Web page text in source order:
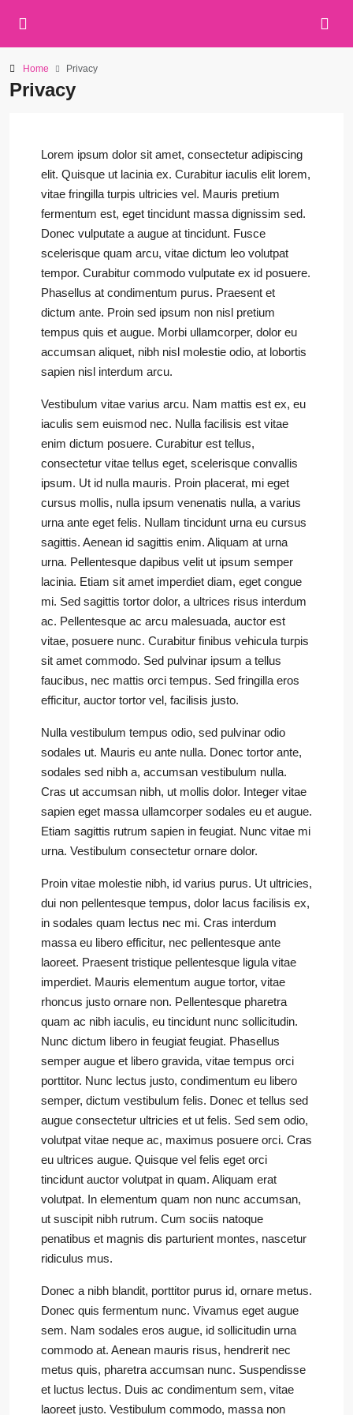
Home Privacy
Privacy
Lorem ipsum dolor sit amet, consectetur adipiscing
elit. Quisque ut lacinia ex. Curabitur iaculis elit lorem,
vitae fringilla turpis ultricies vel. Mauris pretium
fermentum est, eget tincidunt massa dignissim sed.
Donec vulputate a augue at tincidunt. Fusce
scelerisque quam arcu, vitae dictum leo volutpat
tempor. Curabitur commodo vulputate ex id posuere.
Phasellus at condimentum purus. Praesent et
dictum ante. Proin sed ipsum non nisl pretium
tempus quis et augue. Morbi ullamcorper, dolor eu
accumsan aliquet, nibh nisl molestie odio, at lobortis
sapien nisl interdum arcu.
Vestibulum vitae varius arcu. Nam mattis est ex, eu
iaculis sem euismod nec. Nulla facilisis est vitae
enim dictum posuere. Curabitur est tellus,
consectetur vitae tellus eget, scelerisque convallis
ipsum. Ut id nulla mauris. Proin placerat, mi eget
cursus mollis, nulla ipsum venenatis nulla, a varius
urna ante eget felis. Nullam tincidunt urna eu cursus
sagittis. Aenean id sagittis enim. Aliquam at urna
urna. Pellentesque dapibus velit ut ipsum semper
lacinia. Etiam sit amet imperdiet diam, eget congue
mi. Sed sagittis tortor dolor, a ultrices risus interdum
ac. Pellentesque ac arcu malesuada, auctor est
vitae, posuere nunc. Curabitur finibus vehicula turpis
sit amet commodo. Sed pulvinar ipsum a tellus
faucibus, nec mattis orci tempus. Sed fringilla eros
efficitur, auctor tortor vel, facilisis justo.
Nulla vestibulum tempus odio, sed pulvinar odio
sodales ut. Mauris eu ante nulla. Donec tortor ante,
sodales sed nibh a, accumsan vestibulum nulla.
Cras ut accumsan nibh, ut mollis dolor. Integer vitae
sapien eget massa ullamcorper sodales eu et augue.
Etiam sagittis rutrum sapien in feugiat. Nunc vitae mi
urna. Vestibulum consectetur ornare dolor.
Proin vitae molestie nibh, id varius purus. Ut ultricies,
dui non pellentesque tempus, dolor lacus facilisis ex,
in sodales quam lectus nec mi. Cras interdum
massa eu libero efficitur, nec pellentesque ante
laoreet. Praesent tristique pellentesque ligula vitae
imperdiet. Mauris elementum augue tortor, vitae
rhoncus justo ornare non. Pellentesque pharetra
quam ac nibh iaculis, eu tincidunt nunc sollicitudin.
Nunc dictum libero in feugiat feugiat. Phasellus
semper augue et libero gravida, vitae tempus orci
porttitor. Nunc lectus justo, condimentum eu libero
semper, dictum vestibulum felis. Donec et tellus sed
augue consectetur ultricies et ut felis. Sed sem odio,
volutpat vitae neque ac, maximus posuere orci. Cras
eu ultrices augue. Quisque vel felis eget orci
tincidunt auctor volutpat in quam. Aliquam erat
volutpat. In elementum quam non nunc accumsan,
ut suscipit nibh rutrum. Cum sociis natoque
penatibus et magnis dis parturient montes, nascetur
ridiculus mus.
Donec a nibh blandit, porttitor purus id, ornare metus.
Donec quis fermentum nunc. Vivamus eget augue
sem. Nam sodales eros augue, id sollicitudin urna
commodo at. Aenean mauris risus, hendrerit nec
metus quis, pharetra accumsan nunc. Suspendisse
et luctus lectus. Duis ac condimentum sem, vitae
laoreet justo. Vestibulum commodo, massa non